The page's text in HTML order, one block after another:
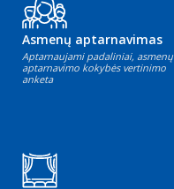
Asmenų aptarnavimas
Aptarnaujami padaliniai, asmenų
aptarnavimo kokybės vertinimo
anketa